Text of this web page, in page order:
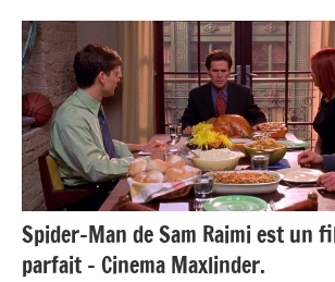
Spider-Man de Sam Raimi est un
parfait – Cinema Maxlinder.